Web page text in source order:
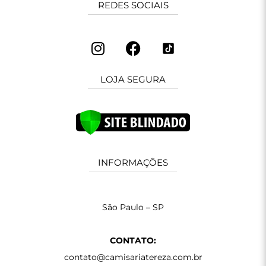
REDES SOCIAIS
LOJA SEGURA
INFORMAÇÕES
São Paulo – SP
CONTATO:
contato@camisariatereza.com.br